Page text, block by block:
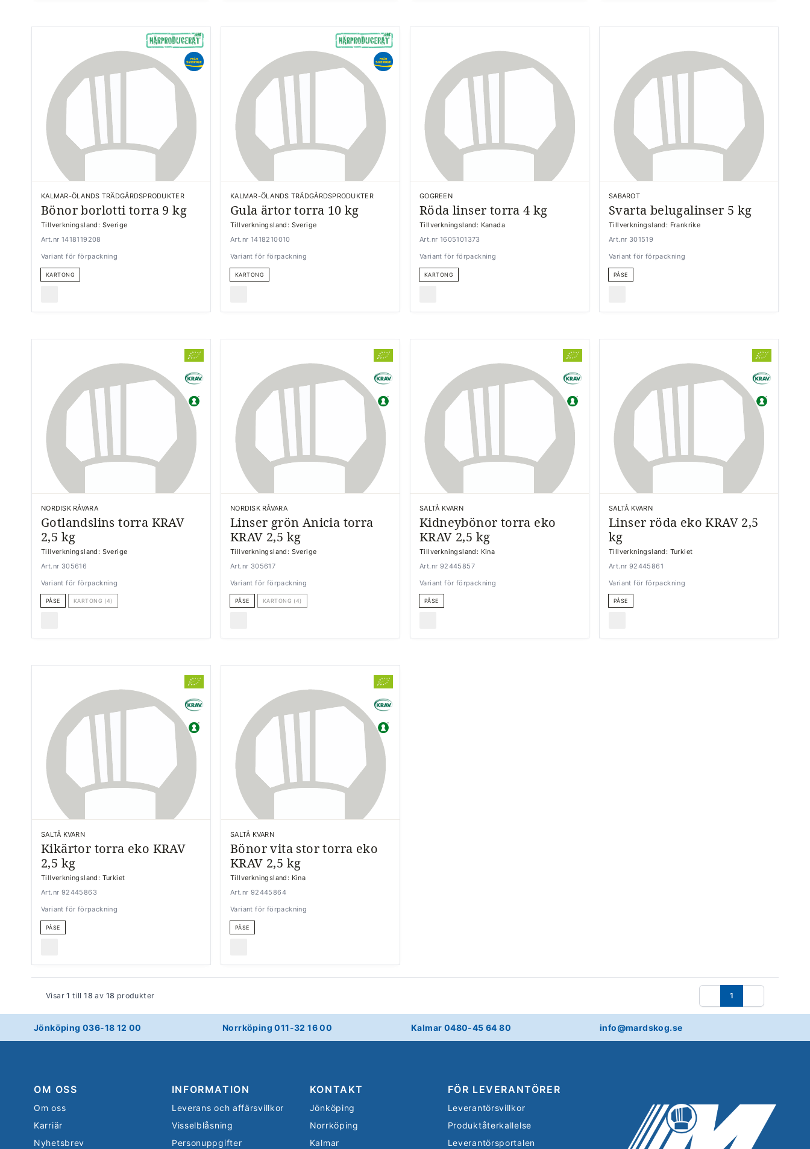
KALMAR-ÖLANDS TRÄDGÅRDSPRODUKTER
Bönor borlotti torra 9 kg
Tillverkningsland: Sverige
Art.nr 1418119208
Variant för förpackning
KARTONG
KALMAR-ÖLANDS TRÄDGÅRDSPRODUKTER
Gula ärtor torra 10 kg
Tillverkningsland: Sverige
Art.nr 1418210010
Variant för förpackning
KARTONG
GOGREEN
Röda linser torra 4 kg
Tillverkningsland: Kanada
Art.nr 1605101373
Variant för förpackning
KARTONG
SABAROT
Svarta belugalinser 5 kg
Tillverkningsland: Frankrike
Art.nr 301519
Variant för förpackning
PÅSE
NORDISK RÅVARA
Gotlandslins torra KRAV
2,5 kg
Tillverkningsland: Sverige
Art.nr 305616
Variant för förpackning
PÅSE KARTONG (4)
NORDISK RÅVARA
Linser grön Anicia torra
KRAV 2,5 kg
Tillverkningsland: Sverige
Art.nr 305617
Variant för förpackning
PÅSE KARTONG (4)
SALTÅ KVARN
Kidneybönor torra eko
KRAV 2,5 kg
Tillverkningsland: Kina
Art.nr 92445857
Variant för förpackning
PÅSE
SALTÅ KVARN
Linser röda eko KRAV 2,5
kg
Tillverkningsland: Turkiet
Art.nr 92445861
Variant för förpackning
PÅSE
SALTÅ KVARN
Kikärtor torra eko KRAV
2,5 kg
Tillverkningsland: Turkiet
Art.nr 92445863
Variant för förpackning
PÅSE
SALTÅ KVARN
Bönor vita stor torra eko
KRAV 2,5 kg
Tillverkningsland: Kina
Art.nr 92445864
Variant för förpackning
PÅSE
Visar1 till18 av 18 produkter
Föregående
1
Nästa
Jönköping 036-18 12 00 Norrköping 011-32 16 00 Kalmar 0480-45 64 80 info@mardskog.se
OM OSS
Om oss
Karriär
Nyhetsbrev
INFORMATION
Leverans och affärsvillkor
Visselblåsning
Personuppgifter
KONTAKT
Jönköping
Norrköping
Kalmar
FÖR LEVERANTÖRER
Leverantörsvillkor
Produktåterkallelse
Leverantörsportalen